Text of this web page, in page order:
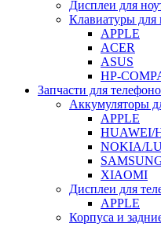
Дисплеи для
Клавиатуры для
APPLE
ACER
ASUS
HP-
Запчасти для
Аккумуляторы
APPLE
HUAWEI/
NOKIA/
XIAOMI
Дисплеи для
APPLE
Корпуса и